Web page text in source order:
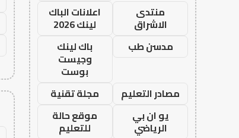
منتدى
الاشراق
اعلانات الباك
لينك 2026
مدسن طب
باك لينك
وجيست
بوست
مصادر التعليم
مجلة تقنية
يو ان بي
الرياضي
موقع حالة
للتعليم